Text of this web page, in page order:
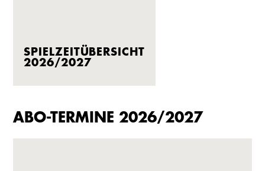
SPIELZEITÜBERSICHT
2026/2027
ABO-TERMINE 2026/2027